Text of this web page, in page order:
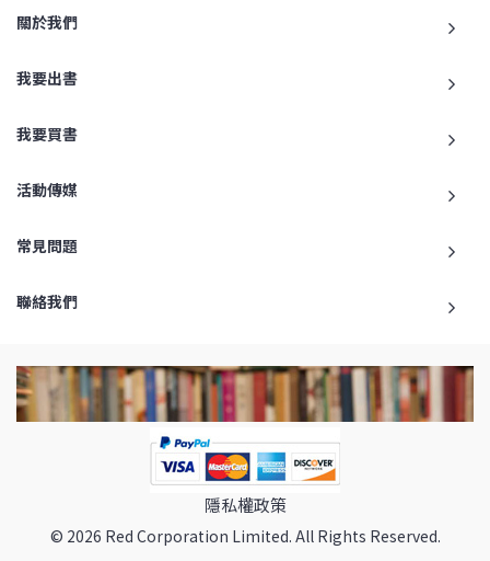
關於我們
我要出書
我要買書
活動傳媒
常見問題
聯絡我們
隱私權政策
© 2026 Red Corporation Limited. All Rights Reserved.